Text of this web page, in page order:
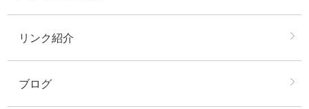
リンク紹介
ブログ